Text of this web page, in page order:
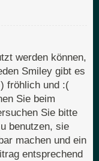
werden können,
Smiley gibt es
fröhlich und :(
Sie beim
Sie bitte
benutzen, sie
machen und ein
entsprechend